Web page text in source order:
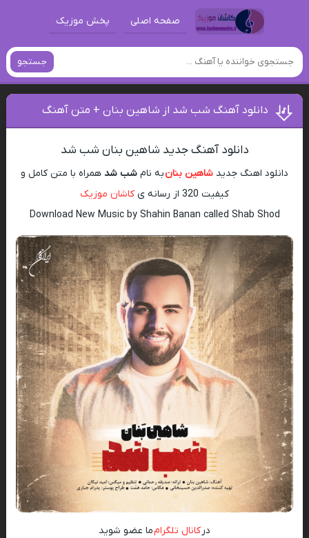
صفحه اصلی پخش موزیک
جستجو
دانلود آهنگ شب شد از شاهین بنان + متن آهنگ
دانلود آهنگ جدید شاهین بنان شب شد
دانلود اهنگ جدید شاهین بنانبه نام شب شد همراه با متن کامل و
کیفیت 320 از رسانه ی
کاشان موزیک
Download New Music by Shahin Banan called Shab Shod
در کانال تلگرامما عضو شوید